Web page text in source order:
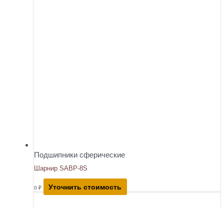
Подшипники сферические
Шарнир SABP-8S
0 ₽ Уточнить стоимость